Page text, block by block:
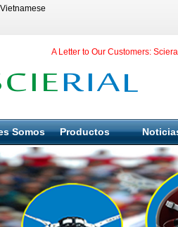
Vietnamese
A Letter to Our Customers:
Somos Productos